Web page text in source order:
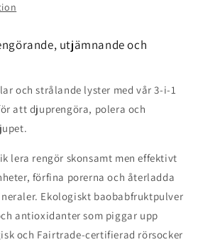
utjämnande och
och strålande lyster med vår 3-i-1
att djuprengöra, polera och
lera rengör skonsamt men effektivt
förfina porerna och återladda
Ekologiskt baobabfruktpulver
antioxidanter som piggar upp
och Fairtrade-certifierad rörsocker